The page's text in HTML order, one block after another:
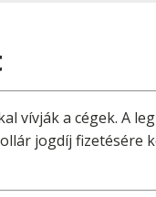
vívják a cégek. A
jogdíj fizetésére